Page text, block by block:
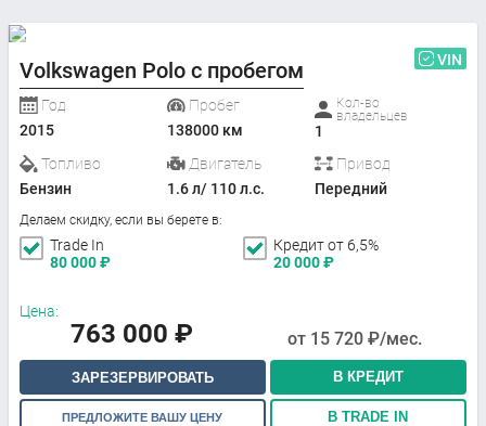
Volkswagen Polo с пробегом VIN
Год
2015
Пробег
138000 км
Кол-во
владельцев
1
Топливо
Бензин
Двигатель
1.6 л/ 110 л.с.
Привод
Передний
Делаем скидку, если вы берете в:
Trade In
80 000₽
Кредит от 6,5%
20 000₽
Цена:
763 000 ₽ от 15 720 ₽/мес.
ЗАРЕЗЕРВИРОВАТЬ В КРЕДИТ
ПРЕДЛОЖИТЕ ВАШУ ЦЕНУ В TRADE IN